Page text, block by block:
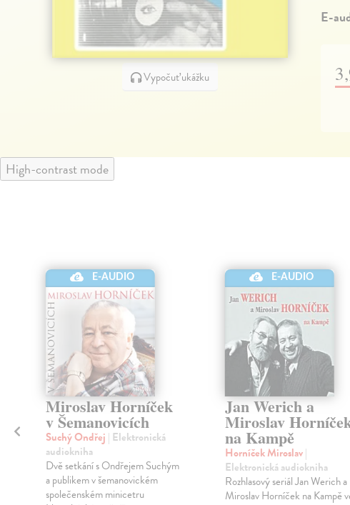
Vypočuť ukážku
E-
High-contrast mode
E-AUDIO
Miroslav Horníček
v Šemanovicích
Suchý Ondřej | Elektronická
audiokniha
Dvě setkání s Ondřejem Suchým
a publikem v šemanovickém
společenském minicetru
E-AUDIO
Jan Werich a
Miroslav
na Kampě
Horníček Miroslav|
Elektronická audiokniha
Rozhlasový seriál Jan Werich a
Miroslav Horníček na Kampě